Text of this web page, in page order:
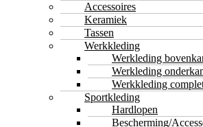
Accessoires
Keramiek
Tassen
Werkkleding
Werkleding
Werkleding
Werkkleding
Sportkleding
Hardlopen
Bescherming/